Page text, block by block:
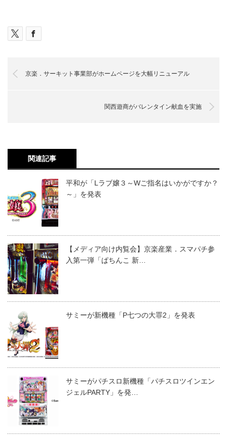
京楽．サーキット事業部がホームページを大幅リニューアル
関西遊商がバレンタイン献血を実施
関連記事
平和が「Lラブ嬢３～Wご指名はいかがですか？
～」を発表
【メディア向け内覧会】京楽産業．スマパチ参
入第一弾「ぱちんこ 新…
サミーが新機種「P七つの大罪2」を発表
サミーがパチスロ新機種「パチスロツインエン
ジェルPARTY」を発…